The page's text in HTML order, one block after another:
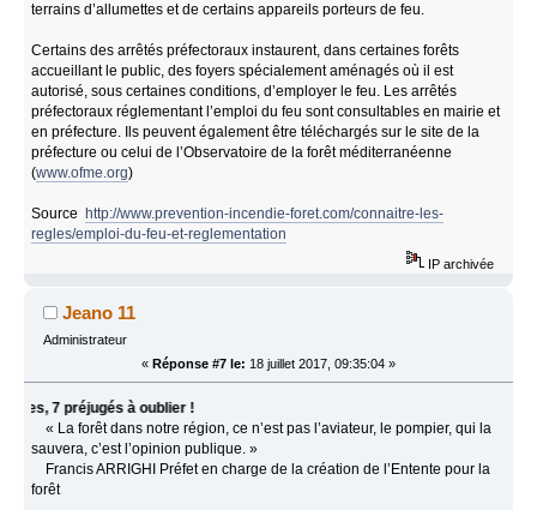
terrains d’allumettes et de certains appareils porteurs de feu.
Certains des arrêtés préfectoraux instaurent, dans certaines forêts
accueillant le public, des foyers spécialement aménagés où il est
autorisé, sous certaines conditions, d’employer le feu. Les arrêtés
préfectoraux réglementant l’emploi du feu sont consultables en mairie et
en préfecture. Ils peuvent également être téléchargés sur le site de la
préfecture ou celui de l’Observatoire de la forêt méditerranéenne
(www.ofme.org)
Source
http://www.prevention-incendie-foret.com/connaitre-les-
regles/emploi-du-feu-et-reglementation
IP archivée
Jeano 11
Administrateur
« Réponse #7 le: 18 juillet 2017, 09:35:04 »
7 préjugés à oublier !
« La forêt dans notre région, ce n’est pas l’aviateur, le pompier, qui la
sauvera, c’est l’opinion publique. »
Francis ARRIGHI Préfet en charge de la création de l’Entente pour la
forêt